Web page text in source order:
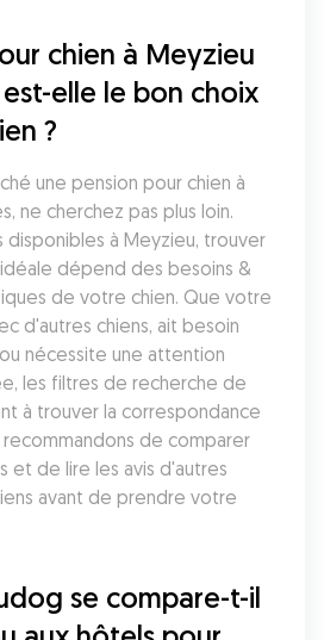
chien à Meyzieu
elle le bon choix
?
une pension pour chien à
ne cherchez pas plus loin.
à Meyzieu, trouver
dépend des besoins &
de votre chien. Que votre
d'autres chiens, ait besoin
nécessite une attention
les filtres de recherche de
à trouver la correspondance
de comparer
et de lire les avis d'autres
avant de prendre votre
se compare-t-il